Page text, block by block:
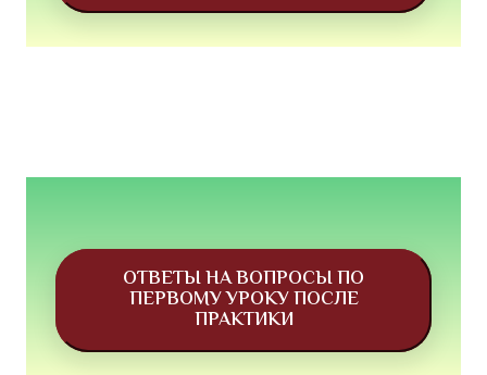
ОТВЕТЫ НА ВОПРОСЫ ПО
ПЕРВОМУ УРОКУ ПОСЛЕ
ПРАКТИКИ